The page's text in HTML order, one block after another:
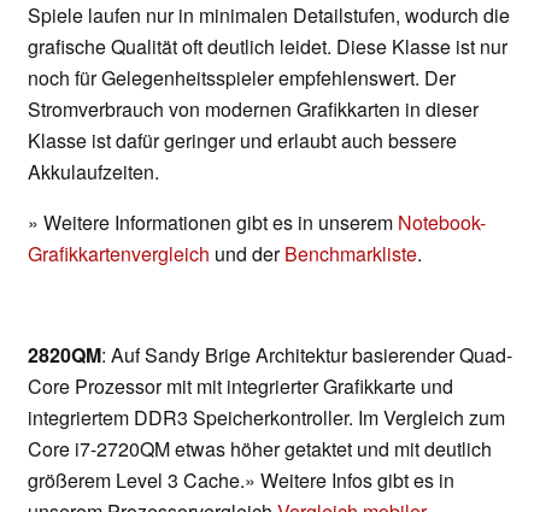
Spiele laufen nur in minimalen Detailstufen, wodurch die
grafische Qualität oft deutlich leidet. Diese Klasse ist nur
noch für Gelegenheitsspieler empfehlenswert. Der
Stromverbrauch von modernen Grafikkarten in dieser
Klasse ist dafür geringer und erlaubt auch bessere
Akkulaufzeiten.
» Weitere Informationen gibt es in unserem Notebook-
Grafikkartenvergleich und derBenchmarkliste.
2820QM: Auf Sandy Brige Architektur basierender Quad-
Core Prozessor mit mit integrierter Grafikkarte und
integriertem DDR3 Speicherkontroller. Im Vergleich zum
Core i7-2720QM etwas höher getaktet und mit deutlich
größerem Level 3 Cache.» Weitere Infos gibt es in